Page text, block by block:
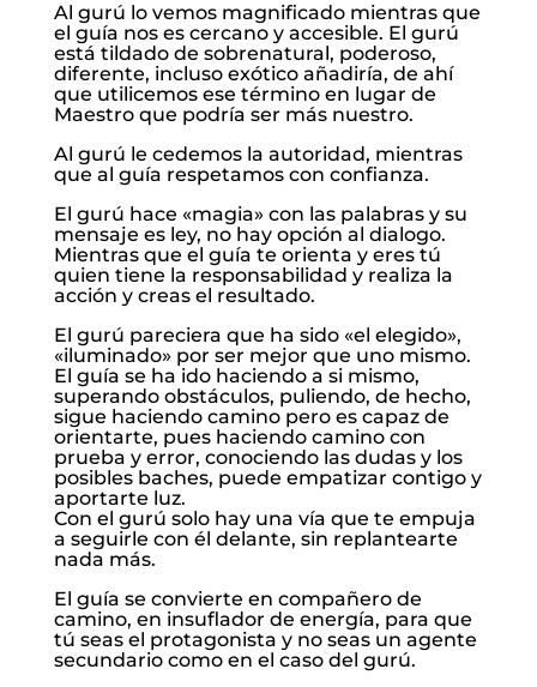
Al gurú lo vemos magnificado mientras que
el guía nos es cercano y accesible. El gurú
está tildado de sobrenatural, poderoso,
diferente, incluso exótico añadiría, de ahí
que utilicemos ese término en lugar de
Maestro que podría ser más nuestro.
Al gurú le cedemos la autoridad, mientras
que al guía respetamos con confianza.
El gurú hace «magia» con las palabras y su
mensaje es ley, no hay opción al dialogo.
Mientras que el guía te orienta y eres tú
quien tiene la responsabilidad y realiza la
acción y creas el resultado.
El gurú pareciera que ha sido «el elegido»,
«iluminado» por ser mejor que uno mismo.
El guía se ha ido haciendo a si mismo,
superando obstáculos, puliendo, de hecho,
sigue haciendo camino pero es capaz de
orientarte, pues haciendo camino con
prueba y error, conociendo las dudas y los
posibles baches, puede empatizar contigo y
aportarte luz.
Con el gurú solo hay una vía que te empuja
a seguirle con él delante, sin replantearte
nada más.
El guía se convierte en compañero de
camino, en insuflador de energía, para que
tú seas el protagonista y no seas un agente
secundario como en el caso del gurú.